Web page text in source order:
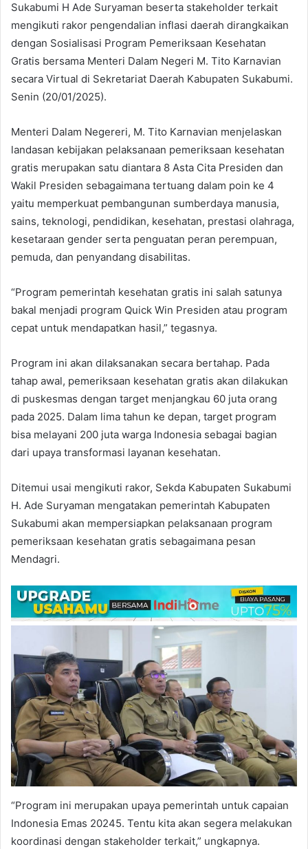
Sukabumi H Ade Suryaman beserta stakeholder terkait
mengikuti rakor pengendalian inflasi daerah dirangkaikan
dengan Sosialisasi Program Pemeriksaan Kesehatan
Gratis bersama Menteri Dalam Negeri M. Tito Karnavian
secara Virtual di Sekretariat Daerah Kabupaten Sukabumi.
Senin (20/01/2025).
Menteri Dalam Negereri, M. Tito Karnavian menjelaskan
landasan kebijakan pelaksanaan pemeriksaan kesehatan
gratis merupakan satu diantara 8 Asta Cita Presiden dan
Wakil Presiden sebagaimana tertuang dalam poin ke 4
yaitu memperkuat pembangunan sumberdaya manusia,
sains, teknologi, pendidikan, kesehatan, prestasi olahraga,
kesetaraan gender serta penguatan peran perempuan,
pemuda, dan penyandang disabilitas.
“Program pemerintah kesehatan gratis ini salah satunya
bakal menjadi program Quick Win Presiden atau program
cepat untuk mendapatkan hasil,” tegasnya.
Program ini akan dilaksanakan secara bertahap. Pada
tahap awal, pemeriksaan kesehatan gratis akan dilakukan
di puskesmas dengan target menjangkau 60 juta orang
pada 2025. Dalam lima tahun ke depan, target program
bisa melayani 200 juta warga Indonesia sebagai bagian
dari upaya transformasi layanan kesehatan.
Ditemui usai mengikuti rakor, Sekda Kabupaten Sukabumi
H. Ade Suryaman mengatakan pemerintah Kabupaten
Sukabumi akan mempersiapkan pelaksanaan program
pemeriksaan kesehatan gratis sebagaimana pesan
Mendagri.
“Program ini merupakan upaya pemerintah untuk capaian
Indonesia Emas 20245. Tentu kita akan segera melakukan
koordinasi dengan stakeholder terkait,” ungkapnya.